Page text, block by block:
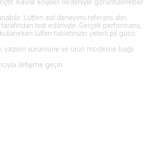
Kavisli köşeler nedeniyle görüntülenebilir
Lütfen asıl deneyimi referans alın.
test edilmiştir. Gerçek performans,
lütfen tabletinizin yeterli pil gücü
sürümüne ve ürün modeline bağlı
iletişime geçin.